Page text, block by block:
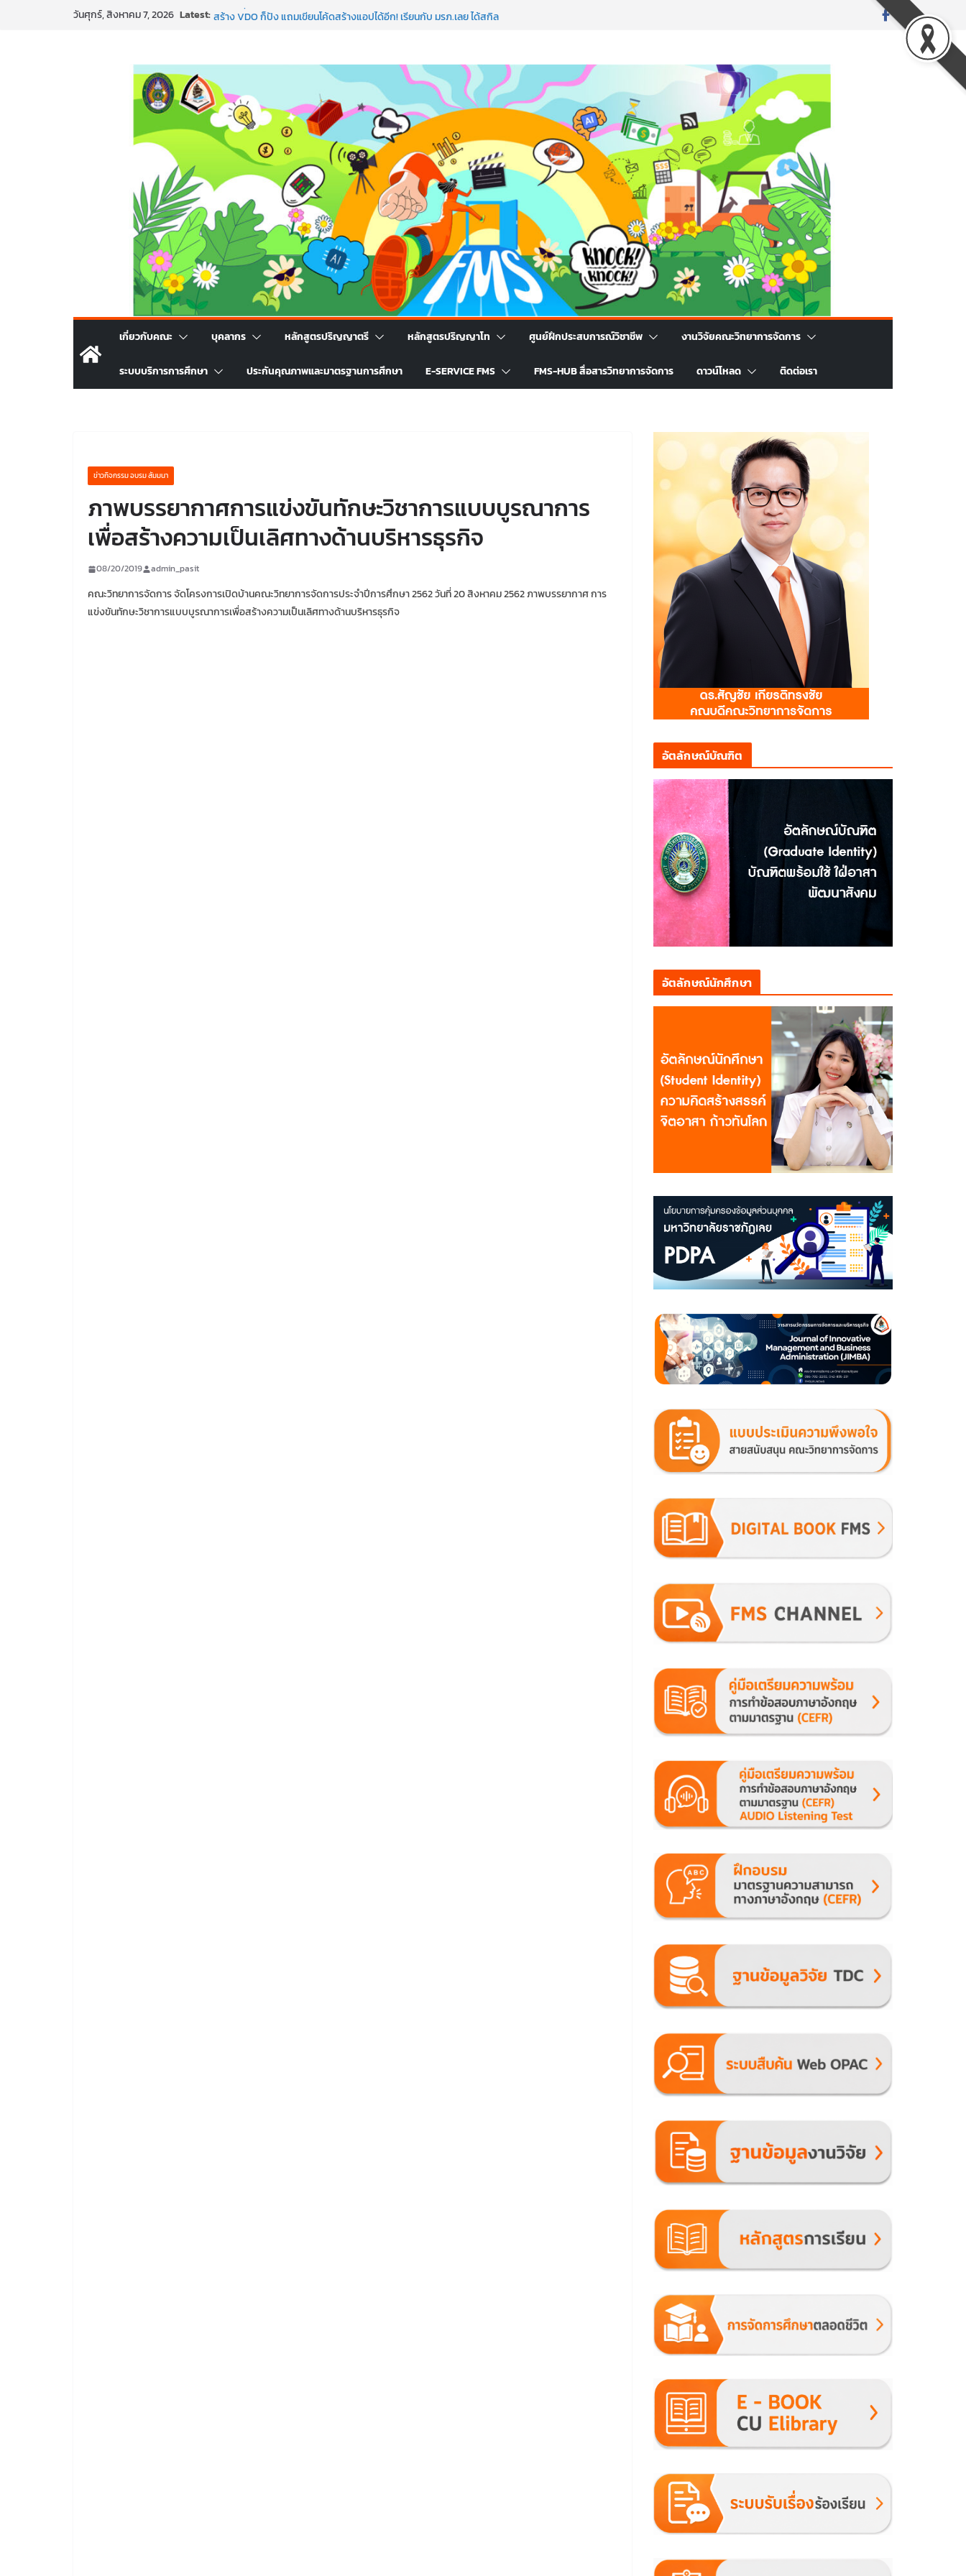
วันศุกร์, สิงหาคม 7, 2026 Latest:SMEs ยุคนี้ ถ้าไม่ใช้ AI ถือว่าพลาดมาก!
พร้อมลุยแล้ว! ปักหมุดโรดแมป AI อัปสกิลธุรกิจให้พุ่งทะยาน
พาธุรกิจท้องถิ่นสู่ตลาดโลก ด้วยเทคโนโลยี AI!
เกี่ยวกับคณะ บุคลากร หลักสูตรปริญญาตรี หลักสูตรปริญญาโท ศูนย์ฝึกประสบการณ์วิชาชีพ งานวิจัยคณะวิทยาการจัดการ
ระบบบริการการศึกษา ประกันคุณภาพและมาตรฐานการศึกษา E-SERVICE FMS FMS-HUB สื่อสารวิทยาการจัดการ ดาวน์โหลด ติดต่อเรา
ข่าวกิจกรรม อบรม สัมมนา
ภาพบรรยากาศการแข่งขันทักษะวิชาการแบบบูรณาการ
เพื่อสร้างความเป็นเลิศทางด้านบริหารธุรกิจ
08/20/2019 admin_pasit
คณะวิทยาการจัดการ จัดโครงการเปิดบ้านคณะวิทยาการจัดการประจำปีการศึกษา 2562 วันที่ 20 สิงหาคม 2562 ภาพบรรยากาศ การ
แข่งขันทักษะวิชาการแบบบูรณาการเพื่อสร้างความเป็นเลิศทางด้านบริหารธุรกิจ
อัตลักษณ์บัณฑิต
อัตลักษณ์นักศึกษา